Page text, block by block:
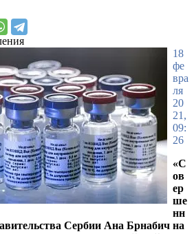
18
фе
вра
ля
20
21,
09:
26
«С
ов
ер
ше
нн
Сербии Ана Брнабич на